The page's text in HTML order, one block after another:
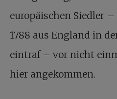
europäischen Siedler
1788 aus England in
eintraf – vor nicht
hier angekommen.